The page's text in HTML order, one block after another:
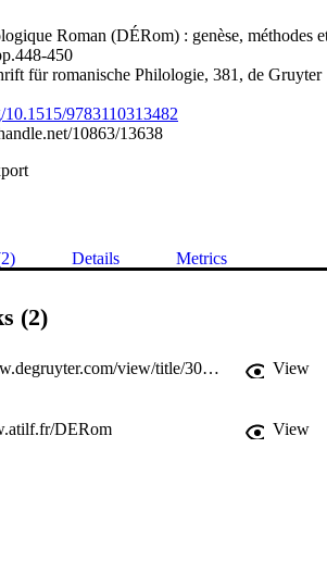
Roman (DÉRom) : genèse, méthodes
450
für romanische Philologie, 381, de Gruyter
9783110313482
10863/13638
Details Metrics
(2)
https://www.degruyter.com/view/title/301473 View
DERom View